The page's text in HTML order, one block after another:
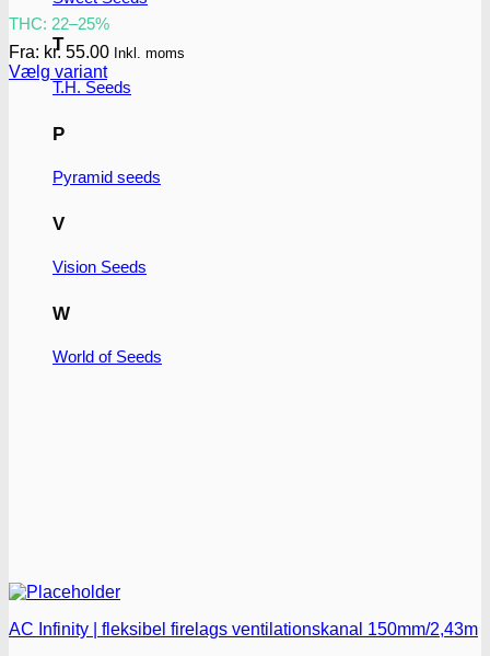
T
T.H. Seeds
P
Pyramid seeds
V
Vision Seeds
W
World of Seeds
THC: 22–25%
Fra: kr. 55.00 Inkl. moms
Vælg variant
varianter.
Mulighederne
vælges
varesiden
AC Infinity | fleksibel firelags ventilationskanal 150mm/2,43m